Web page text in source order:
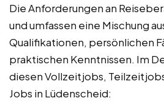
Die Anforderungen an
und umfassen eine Mischung
Qualifikationen, persönlichen
praktischen Kenntnissen. Im
diesen Vollzeitjobs,
Jobs in Lüdenscheid: